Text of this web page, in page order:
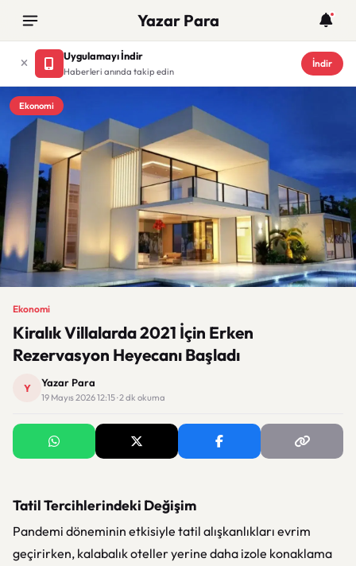
Yazar Para
Uygulamayı İndir
Haberleri anında takip edin
İndir
Ekonomi
Ekonomi
Kiralık Villalarda 2021 İçin Erken
Rezervasyon Heyecanı Başladı
Y Yazar Para
19 Mayıs 2026 12:15 · 2 dk okuma
Tatil Tercihlerindeki Değişim
Pandemi döneminin etkisiyle tatil alışkanlıkları evrim
geçirirken, kalabalık oteller yerine daha izole konaklama